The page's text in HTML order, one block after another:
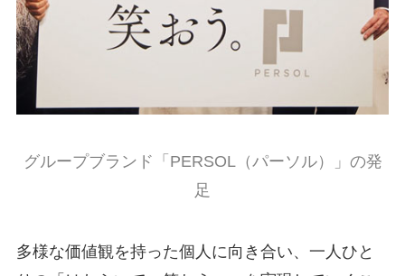
グループブランド「PERSOL（パーソル）」の発
足
多様な価値観を持った個人に向き合い、一人ひと